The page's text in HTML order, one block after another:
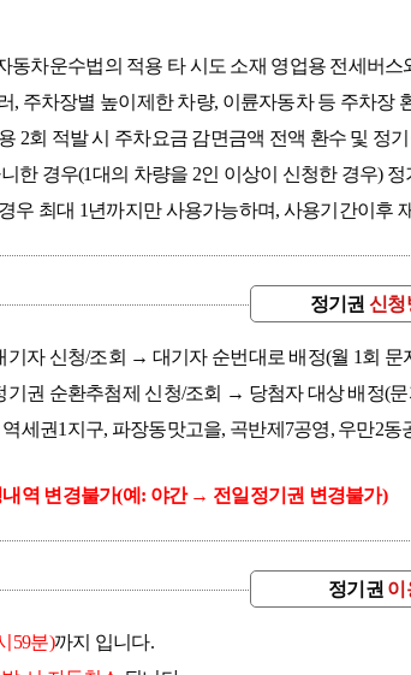
동차운수법의 적용 타 시도 소재 영업용 전세버
, 주차장별 높이제한 차량, 이륜자동차 등 주차
2회 적발 시 주차요금 감면금액 전액 환수 및 정
한 경우(1대의 차량을 2인 이상이 신청한 경우)
우 최대 1년까지만 사용가능하며, 사용기간이후
정기권 신청
기자 신청/조회 → 대기자 순번대로 배정(월 1회
기권 순환추첨제 신청/조회 → 당첨자 대상 배정
세권1지구, 파장동맛고을, 곡반제7공영, 우만2
역 변경불가(예: 야간 → 전일정기권 변경불가)
정기권 이
59분)까지 입니다.